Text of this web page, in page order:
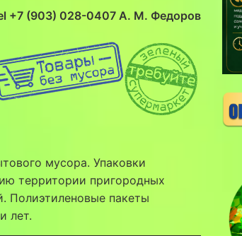
+7 (903) 028-0407 А. М. Федоров
мусора. Упаковки
территории пригородных
Полиэтиленовые пакеты
лет.